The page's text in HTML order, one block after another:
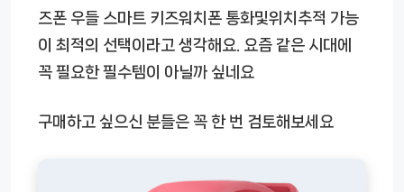
즈폰 우들 스마트 키즈워치폰 통화및위치추적 가능
이 최적의 선택이라고 생각해요. 요즘 같은 시대에
꼭 필요한 필수템이 아닐까 싶네요
구매하고 싶으신 분들은 꼭 한 번 검토해보세요